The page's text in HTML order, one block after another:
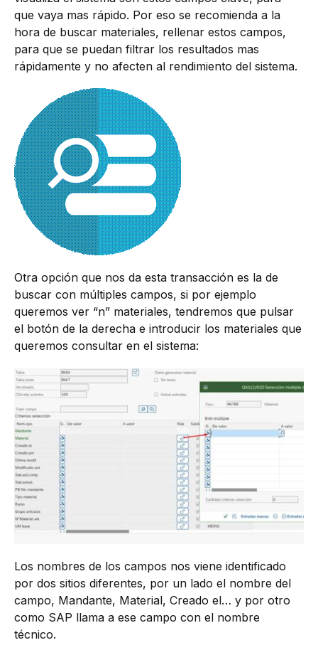
que vaya mas rápido. Por eso se recomienda a la
hora de buscar materiales, rellenar estos campos,
para que se puedan filtrar los resultados mas
rápidamente y no afecten al rendimiento del sistema.
Otra opción que nos da esta transacción es la de
buscar con múltiples campos, si por ejemplo
queremos ver “n” materiales, tendremos que pulsar
el botón de la derecha e introducir los materiales que
queremos consultar en el sistema:
Los nombres de los campos nos viene identificado
por dos sitios diferentes, por un lado el nombre del
campo, Mandante, Material, Creado el… y por otro
como SAP llama a ese campo con el nombre
técnico.